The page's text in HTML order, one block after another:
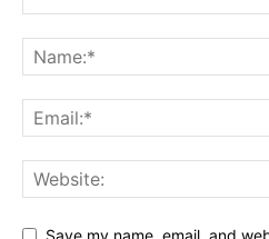
Save my name, email, and